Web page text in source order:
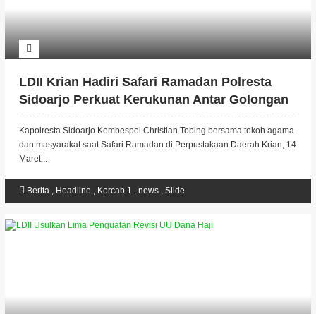
LDII Krian Hadiri Safari Ramadan Polresta
Sidoarjo Perkuat Kerukunan Antar Golongan
Kapolresta Sidoarjo Kombespol Christian Tobing bersama tokoh agama
dan masyarakat saat Safari Ramadan di Perpustakaan Daerah Krian, 14
Maret...
Berita , Headline , Korcab 1 , news , Slide